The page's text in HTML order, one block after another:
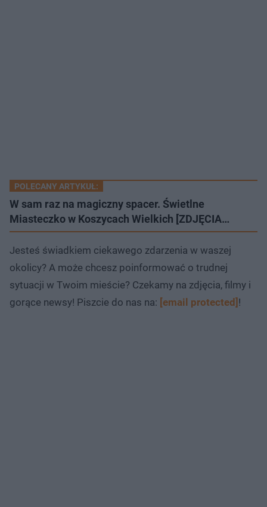
POLECANY ARTYKUŁ:
W sam raz na magiczny spacer. Świetlne
Miasteczko w Koszycach Wielkich [ZDJĘCIA…
Jesteś świadkiem ciekawego zdarzenia w waszej
okolicy? A może chcesz poinformować o trudnej
sytuacji w Twoim mieście? Czekamy na zdjęcia, filmy i
gorące newsy! Piszcie do nas na: [email protected] !